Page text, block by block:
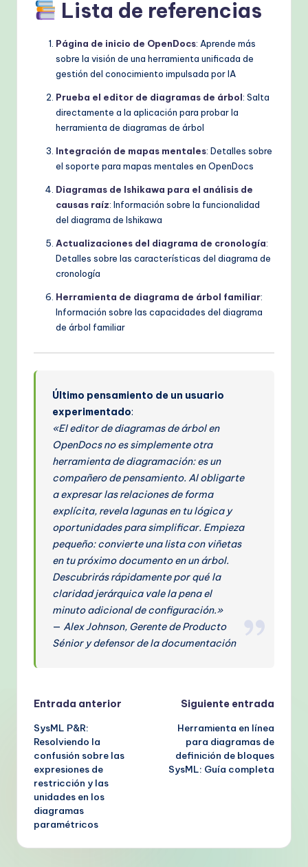
Lista de referencias
Página de inicio de OpenDocs: Aprende más
sobre la visión de una herramienta unificada de
gestión del conocimiento impulsada por IA
Prueba el editor de diagramas de árbol: Salta
directamente a la aplicación para probar la
herramienta de diagramas de árbol
Integración de mapas mentales: Detalles sobre
el soporte para mapas mentales en OpenDocs
Diagramas de Ishikawa para el análisis de
causas raíz: Información sobre la funcionalidad
del diagrama de Ishikawa
Actualizaciones del diagrama de cronología:
Detalles sobre las características del diagrama de
cronología
Herramienta de diagrama de árbol familiar:
Información sobre las capacidades del diagrama
de árbol familiar
Último pensamiento de un usuario
experimentado:
«El editor de diagramas de árbol en
OpenDocs no es simplemente otra
herramienta de diagramación: es un
compañero de pensamiento. Al obligarte
a expresar las relaciones de forma
explícita, revela lagunas en tu lógica y
oportunidades para simplificar. Empieza
pequeño: convierte una lista con viñetas
en tu próximo documento en un árbol.
Descubrirás rápidamente por qué la
claridad jerárquica vale la pena el
minuto adicional de configuración.»
—Alex Johnson, Gerente de Producto
Sénior y defensor de la documentación
Navegación
de
entradas
Entrada anterior
SysML P&R:
Resolviendo la
confusión sobre las
expresiones de
restricción y las
unidades en los
diagramas
paramétricos
Siguiente entrada
Herramienta en línea
para diagramas de
definición de bloques
SysML: Guía completa